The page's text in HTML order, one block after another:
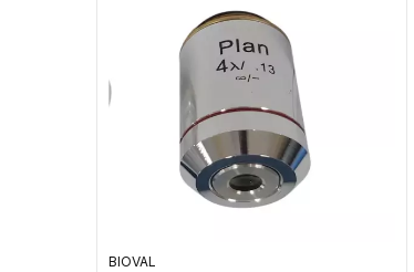
BIOVAL